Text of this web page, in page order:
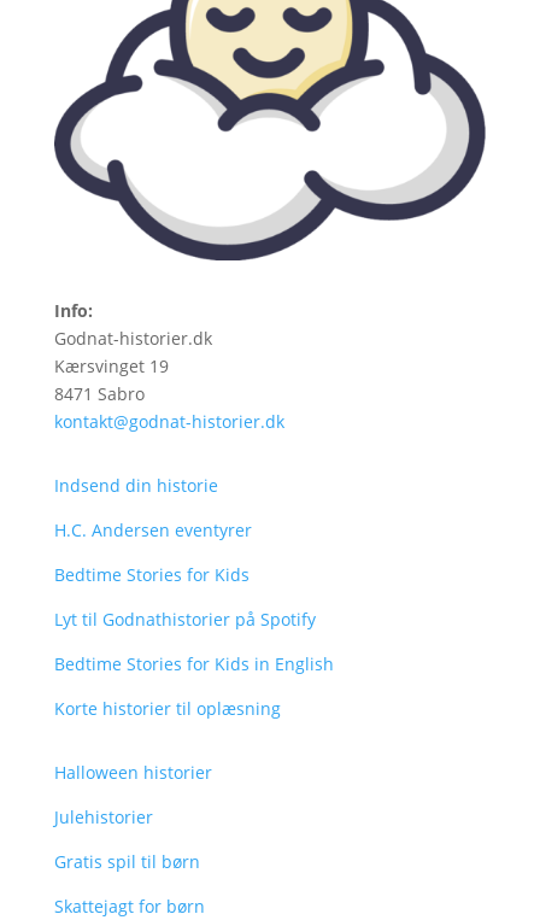
Info:
Godnat-historier.dk
Kærsvinget 19
8471 Sabro
kontakt@godnat-historier.dk
Indsend din historie
H.C. Andersen eventyrer
Bedtime Stories for Kids
Lyt til Godnathistorier på Spotify
Bedtime Stories for Kids in English
Korte historier til oplæsning
Halloween historier
Julehistorier
Gratis spil til børn
Skattejagt for børn